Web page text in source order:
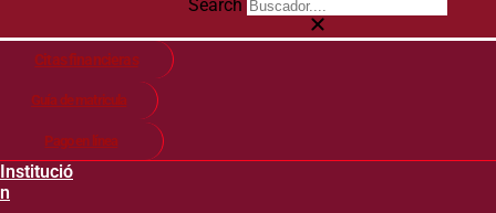
Search
Citas financieras
Guía de matricula
Pago en línea
Institució
n